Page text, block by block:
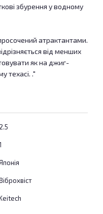
збурення у водному
атрактантами.
від менших
як на джиг-
техасі. ."
2.5